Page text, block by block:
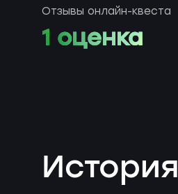
Отзывы онлайн-квеста
1 оценка
История